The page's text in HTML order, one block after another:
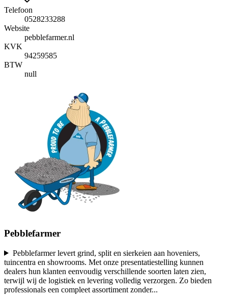
Telefoon
0528233288
Website
pebblefarmer.nl
KVK
94259585
BTW
null
Pebblefarmer
Pebblefarmer levert grind, split en sierkeien aan hoveniers,
tuincentra en showrooms. Met onze presentatiestelling kunnen
dealers hun klanten eenvoudig verschillende soorten laten zien,
terwijl wij de logistiek en levering volledig verzorgen. Zo bieden
professionals een compleet assortiment zonder...